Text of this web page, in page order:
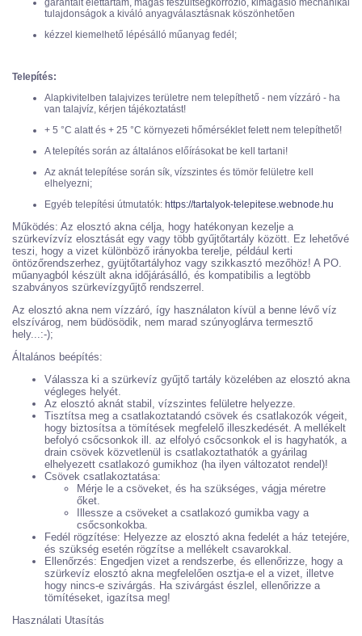
garantált élettartam, magas feszültségkorrózió, kimagasló mechanikai
tulajdonságok a kiváló anyagválasztásnak köszönhetően
kézzel kiemelhető lépésálló műanyag fedél;
Telepítés:
Alapkivitelben talajvizes területre nem telepíthető - nem vízzáró - ha
van talajvíz, kérjen tájékoztatást!
+ 5 °C alatt és + 25 °C környezeti hőmérséklet felett nem telepíthető!
A telepítés során az általános előírásokat be kell tartani!
Az aknát telepítése során sík, vízszintes és tömör felületre kell
elhelyezni;
Egyéb telepítési útmutatók: https://tartalyok-telepitese.webnode.hu
Működés: Az elosztó akna célja, hogy hatékonyan kezelje a
szürkevízvíz elosztását egy vagy több gyűjtőtartály között. Ez lehetővé
teszi, hogy a vizet különböző irányokba terelje, például kerti
öntözőrendszerhez, gyüjtőtartályhoz vagy szikkasztó mezőhöz! A PO.
műanyagból készült akna időjárásálló, és kompatibilis a legtöbb
szabványos szürkevízgyűjtő rendszerrel.
Az elosztó akna nem vízzáró, így használaton kívül a benne lévő víz
elszívárog, nem büdösödik, nem marad szúnyoglárva termesztő
hely...:-);
Általános beépítés:
Válassza ki a szürkevíz gyűjtő tartály közelében az elosztó akna
végleges helyét.
Az elosztó aknát stabil, vízszintes felületre helyezze.
Tisztítsa meg a csatlakoztatandó csövek és csatlakozók végeit,
hogy biztosítsa a tömítések megfelelő illeszkedését. A mellékelt
befolyó csőcsonkok ill. az elfolyó csőcsonkok el is hagyhatók, a
drain csövek közvetlenül is csatlakoztathatók a gyárilag
elhelyezett csatlakozó gumikhoz (ha ilyen változatot rendel)!
Csövek csatlakoztatása:
Mérje le a csöveket, és ha szükséges, vágja méretre
őket.
Illessze a csöveket a csatlakozó gumikba vagy a
csőcsonkokba.
Fedél rögzítése: Helyezze az elosztó akna fedelét a ház tetejére,
és szükség esetén rögzítse a mellékelt csavarokkal.
Ellenőrzés: Engedjen vizet a rendszerbe, és ellenőrizze, hogy a
szürkevíz elosztó akna megfelelően osztja-e el a vizet, illetve
hogy nincs-e szivárgás. Ha szivárgást észlel, ellenőrizze a
tömítéseket, igazítsa meg!
Használati Utasítás